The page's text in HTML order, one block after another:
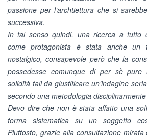
passione per l’archtiettura che si
successiva.
In tal senso quindi, una ricerca a tutto
come protagonista è stata anche un
nostalgico, consapevole però che la
possedesse comunque di per sè pure
solidità tali da giustificare un’indagine
secondo una metodologia
Devo dire che non è stata affatto una
forma sistematica su un soggetto
Piuttosto, grazie alla consultazione